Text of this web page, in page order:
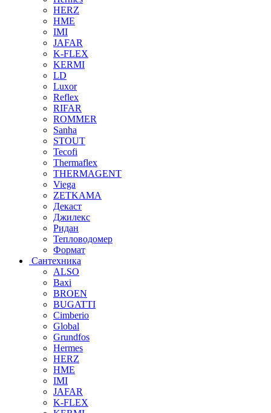
HERZ
HME
IMI
JAFAR
K-FLEX
KERMI
LD
Luxor
Reflex
RIFAR
ROMMER
Sanha
STOUT
Tecofi
Thermaflex
THERMAGENT
Viega
ZETKAMA
Декаст
Джилекс
Ридан
Тепловодомер
Формат
Сантехника
ALSO
Baxi
BROEN
BUGATTI
Cimberio
Global
Grundfos
Hermes
HERZ
HME
IMI
JAFAR
K-FLEX